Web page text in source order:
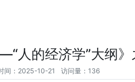
人的经济学”大纲》
间：2025-10-21 访问量：136